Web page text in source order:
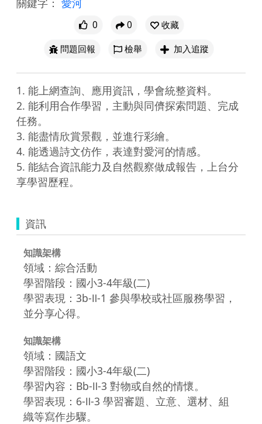
關鍵字： 愛河
0 0
收藏
問題回報
檢舉 加入追蹤
1. 能上網查詢、應用資訊，學會統整資料。
2. 能利用合作學習，主動與同儕探索問題、完成
任務。
3. 能盡情欣賞景觀，並進行彩繪。
4. 能透過詩文仿作，表達對愛河的情感。
5. 能結合資訊能力及自然觀察做成報告，上台分
資訊
知識架構
領域：綜合活動
學習階段：國小3-4年級(二)
學習表現：3b-Ⅱ-1 參與學校或社區服務學習，
並分享心得。
知識架構
領域：國語文
學習階段：國小3-4年級(二)
學習內容：Bb-Ⅱ-3 對物或自然的情懷。
學習表現：6-Ⅱ-3 學習審題、立意、選材、組
織等寫作步驟。